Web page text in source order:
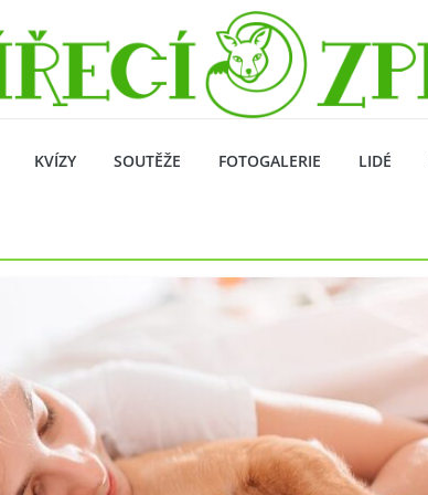
KVÍZY SOUTĚŽE FOTOGALERIE LIDÉ